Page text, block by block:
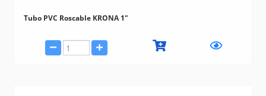
Tubo PVC Roscable KRONA 1"